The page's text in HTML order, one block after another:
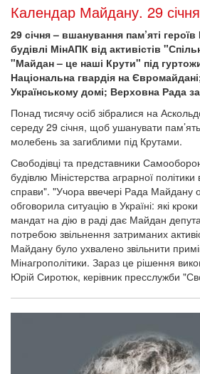
Календар Майдану. 29
29 січня – вшанування пам’яті
будівлі МінАПК від активістів
"Майдан – це наші Крути" під
Національна гвардія на
Українському домі; Верховна Рада
Понад тисячу осіб зібралися на
середу 29 січня, щоб ушанувати
молебень за загиблими під Крутами.
Свободівці та представники
будівлю Міністерства аграрної політики
справи". "Учора ввечері Рада Майдану
обговорила ситуацію в Україні: які
мандат на дію в раді дає Майдан
потребою звільнення затриманих
Майдану було ухвалено звільнити
Мінагрополітики. Зараз це рішення
Юрій Сиротюк, керівник пресслужби